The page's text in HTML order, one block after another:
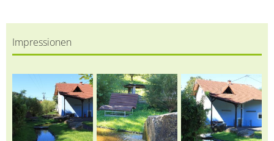
Impressionen